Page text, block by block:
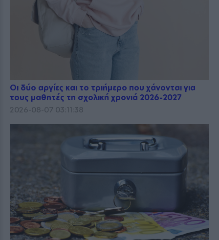
Οι δύο αργίες και το τριήμερο που χάνονται για
τους μαθητές τη σχολική χρονιά 2026-2027
2026-08-07 03:11:38